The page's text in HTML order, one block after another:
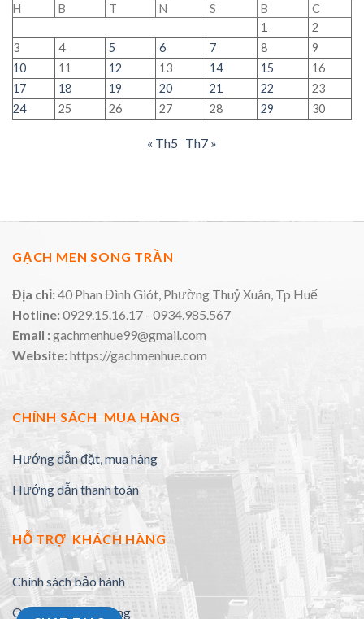
H B T N S B
C
1
2
3
4 5 6 7 8
9
10
11 12 13 14 15
16
17
18 19 20 21 22
23
24
25 26 27 28 29 30
« Th5 Th7 »
GẠCH MEN SONG TRẦN
Địa chỉ:40 Phan Đình Giót, Phường Thuỷ Xuân, Tp Huế
Hotline:0929.15.16.17 - 0934.985.567
Email :gachmenhue99@gmail.com
Website:https://gachmenhue.com
CHÍNH SÁCH MUA HÀNG
Hướng dẫn đặt, mua hàng
Hướng dẫn thanh toán
HỖ TRỢ KHÁCH HÀNG
Chính sách bảo hành
Quy định đổi trả hàng